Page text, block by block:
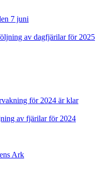
7 juni
av dagfjärilar för 2025
för 2024 är klar
av fjärilar för 2024
Ark